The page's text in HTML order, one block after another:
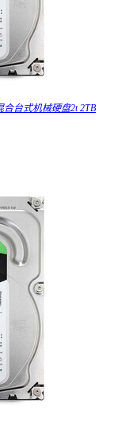
合台式机械硬盘2t 2TB